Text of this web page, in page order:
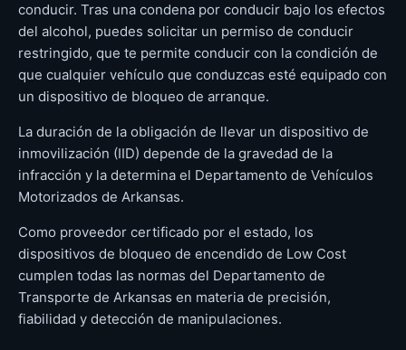
conducir. Tras una condena por conducir bajo los efectos
del alcohol, puedes solicitar un permiso de conducir
restringido, que te permite conducir con la condición de
que cualquier vehículo que conduzcas esté equipado con
un dispositivo de bloqueo de arranque.
La duración de la obligación de llevar un dispositivo de
inmovilización (IID) depende de la gravedad de la
infracción y la determina el Departamento de Vehículos
Motorizados de Arkansas.
Como proveedor certificado por el estado, los
dispositivos de bloqueo de encendido de Low Cost
cumplen todas las normas del Departamento de
Transporte de Arkansas en materia de precisión,
fiabilidad y detección de manipulaciones.